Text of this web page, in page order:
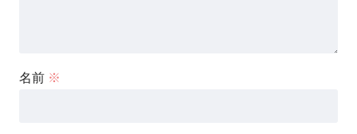
名前 ※